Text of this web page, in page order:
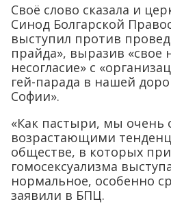
Своё слово сказала и
Синод Болгарской
выступил против
прайда», выразив «свое
несогласие» с
гей-парада в нашей
Софии».
«Как пастыри, мы очень
возрастающими
обществе, в которых
гомосексуализма
нормальное, особенно
заявили в БПЦ.